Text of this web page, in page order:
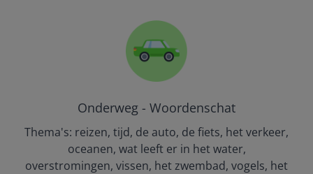
Onderweg - Woordenschat
Thema's: reizen, tijd, de auto, de fiets, het verkeer,
oceanen, wat leeft er in het water,
overstromingen, vissen, het zwembad, vogels, het